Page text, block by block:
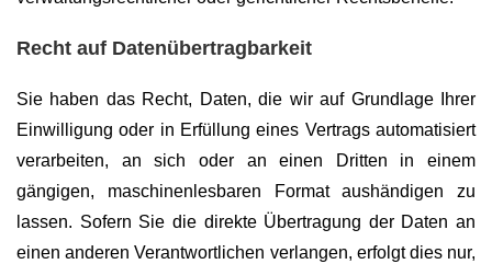
Recht auf Daten­übertrag­barkeit
Sie haben das Recht, Daten, die wir auf Grundlage Ihrer
Einwilligung oder in Erfüllung eines Vertrags automatisiert
verarbeiten, an sich oder an einen Dritten in einem
gängigen, maschinenlesbaren Format aushändigen zu
lassen. Sofern Sie die direkte Übertragung der Daten an
einen anderen Verantwortlichen verlangen, erfolgt dies nur,